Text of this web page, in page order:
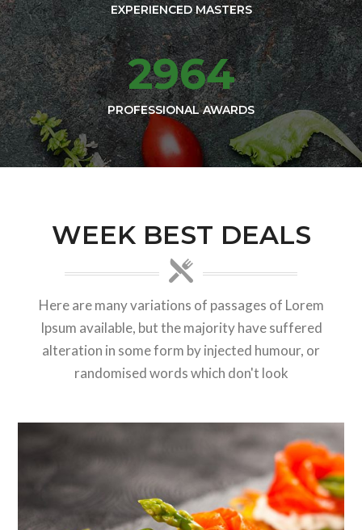
EXPERIENCED MASTERS
3853
PROFESSIONAL AWARDS
WEEK BEST DEALS
Here are many variations of passages of Lorem
Ipsum available, but the majority have suffered
alteration in some form by injected humour, or
randomised words which don't look